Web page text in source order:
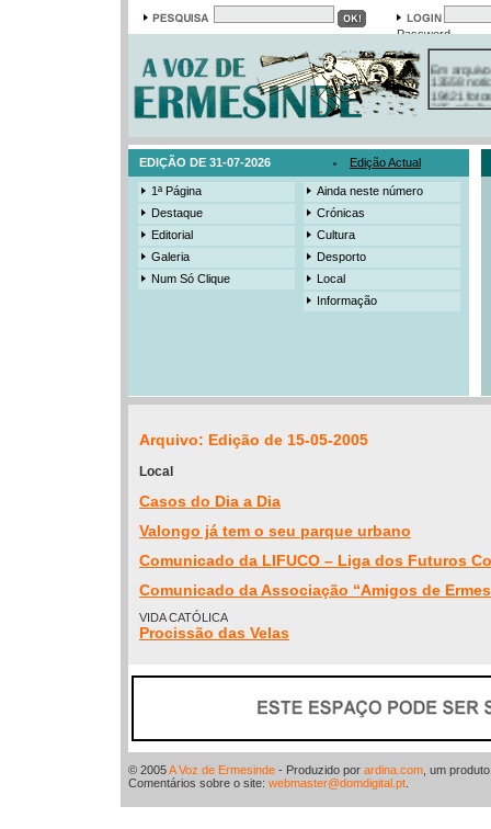
Password
Em arquivo
13558
19421
385
EDIÇÃO DE 31-07-2026 Edição Actual
1ª Página
Destaque
Editorial
Galeria
Num Só Clique
Ainda neste número
Crónicas
Cultura
Desporto
Local
Informação
Arquivo: Edição de 15-05-2005
Local
Casos do Dia a Dia
Valongo já tem o seu parque urbano
Comunicado da LIFUCO – Liga dos Futuros
Comunicado da Associação “Amigos de
VIDA CATÓLICA
Procissão das Velas
© 2005A Voz de Ermesinde - Produzido por ardina.com , um
Comentários sobre o site: webmaster@domdigital.pt